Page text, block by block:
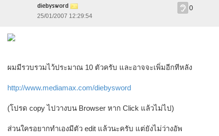
diebysword
25/01/2007 12:29:54
0
ผมมีรวบรวมไว้ประมาณ 10 ตัวครับ และอาจจะเพิ่มอีกทีหลัง
http://www.mediamax.com/diebysword
(โปรด copy ไปวางบน Browser หาก Click แล้วไม่ไป)
ส่วนใครอยากทำเองมีตัว edit แล้วนะครับ แต่ยังไม่ว่างอัพ